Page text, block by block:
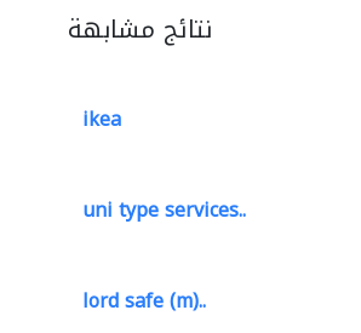
نتائج مشابهة
ikea
uni type services..
lord safe (m)..